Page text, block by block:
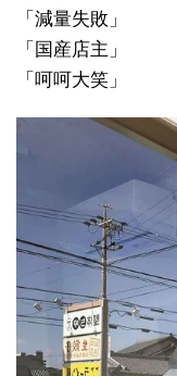
「減量失敗」
「国産店主」
「呵呵大笑」